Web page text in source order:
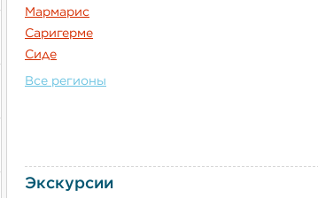
Мармарис
Саригерме
Сиде
Все регионы
Экскурсии